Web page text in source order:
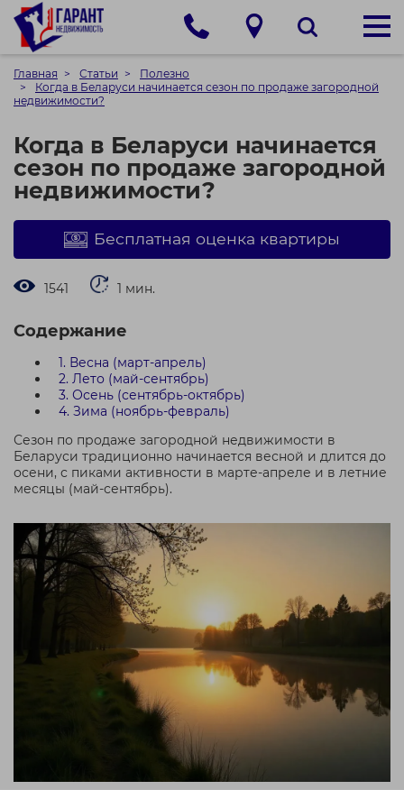
Главная Статьи
Полезно
Когда в Беларуси начинается сезон по продаже загородной
недвижимости?
Когда в Беларуси начинается
сезон по продаже загородной
недвижимости?
Бесплатная оценка квартиры
1541 1 мин.
Содержание
1. Весна (март-апрель)
2. Лето (май-сентябрь)
3. Осень (сентябрь-октябрь)
4. Зима (ноябрь-февраль)
Сезон по продаже загородной недвижимости в
Беларуси традиционно начинается весной и длится до
осени, с пиками активности в марте-апреле и в летние
месяцы (май-сентябрь).